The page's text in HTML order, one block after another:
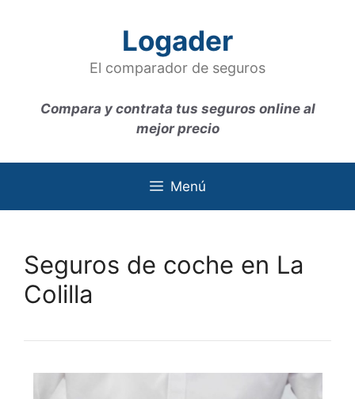
Logader
El comparador de seguros
Compara y contrata tus seguros online al
mejor precio
Menú
Seguros de coche en La
Colilla